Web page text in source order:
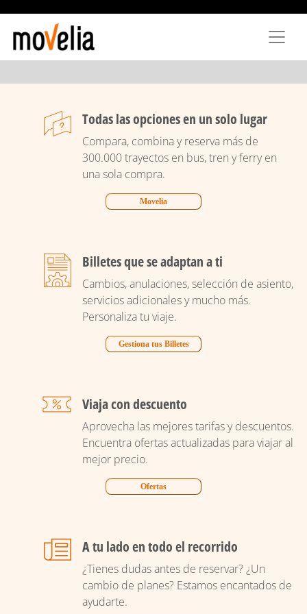
principal
Todas las opciones en un solo lugar
Compara, combina y reserva más de
300.000 trayectos en bus, tren y ferry en
una sola compra.
Movelia
Billetes que se adaptan a ti
Cambios, anulaciones, selección de asiento,
servicios adicionales y mucho más.
Personaliza tu viaje.
Gestiona tus Billetes
Viaja con descuento
Aprovecha las mejores tarifas y descuentos.
Encuentra ofertas actualizadas para viajar al
mejor precio.
Ofertas
A tu lado en todo el recorrido
¿Tienes dudas antes de reservar? ¿Un
cambio de planes? Estamos encantados de
ayudarte.